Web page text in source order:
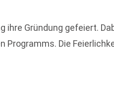
ihre Gründung gefeiert.
Programms. Die